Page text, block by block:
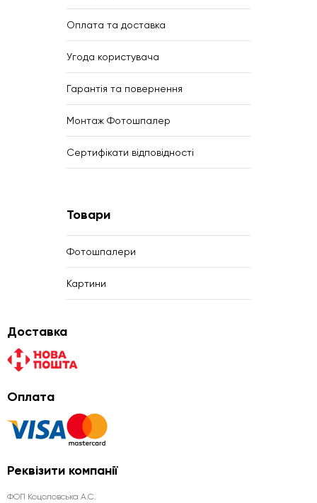
Оплата та доставка
Угода користувача
Гарантія та повернення
Монтаж Фотошпалер
Сертифікати відповідності
Товари
Фотошпалери
Картини
Доставка
Оплата
Реквізити компанії
ФОП Коцоловська А.С.